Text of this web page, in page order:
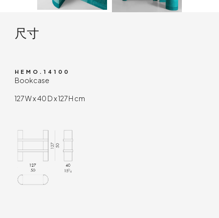
尺寸
HEMO.14100
Bookcase
127 W x 40 D x 127 H cm